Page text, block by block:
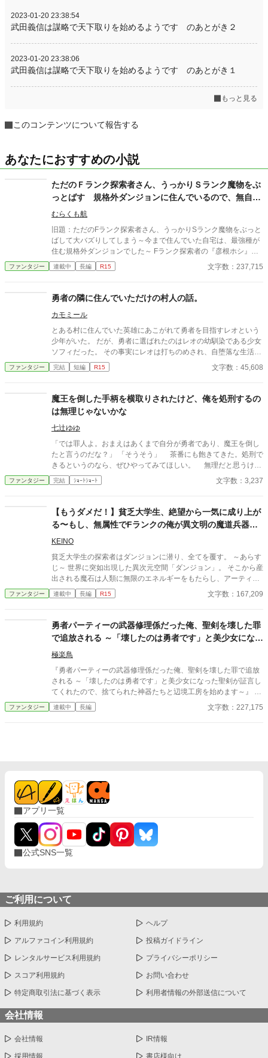
2023-01-20 23:38:54
武田義信は謀略で天下取りを始めるようです のあとがき２
2023-01-20 23:38:06
武田義信は謀略で天下取りを始めるようです のあとがき１
もっと見る
このコンテンツについて報告する
あなたにおすすめの小説
ただのＦランク探索者さん、うっかりＳランク魔物をぶ
っとばす 規格外ダンジョンに住んでいるので、無自覚
に最強でした
むらくも航
旧題：ただのFランク探索者さん、うっかりSランク魔物をぶっと
ばして大バズりしてしまう～今まで住んでいた自宅は、最強種が
住む規格外ダンジョンでした～ Fランク探索者の『彦根ホシ』
は、幼馴染のダンジョン配信に助っ人として参加する。 配信は順
調に進むが、二人はトラップによって誰も討伐したことのないS
その時、Fランク探索者のはずのホシが立ち上がり、撮れ高を気
にしながら余裕でSランク魔物をボコボコにしてしまう。 そんな
ホシは、ぼそっと一言。 「うちのペット達の方が手応えあるか
な」 それからホシが配信を始めると、彼の自宅に映る最強の魔物
たち・超希少アイテムに世間はひっくり返り、バズりにバズって
いく──。
ファンタジー 連載中 長編 R15 文字数：237,715
勇者の隣に住んでいただけの村人の話。
カモミール
とある村に住んでいた英雄にあこがれて勇者を目指すレオという
少年がいた。 だが、勇者に選ばれたのはレオの幼馴染である少女
ソフィだった。 その事実にレオは打ちのめされ、自堕落な生活を
送ることになる。 だがそんなある日、勇者となったソフィが死ん
だという知らせが届き…？ 才能のない村びとである少年が、幼馴
語。
ファンタジー 完結 短編 R15 文字数：45,608
魔王を倒した手柄を横取りされたけど、俺を処刑するの
は無理じゃないかな
七辻ゆゆ
「では罪人よ。おまえはあくまで自分が勇者であり、魔王を倒し
たと言うのだな？」 「そうそう」 茶番にも飽きてきた。処刑で
きるというのなら、ぜひやってみてほしい。 無理だと思うけ
ど。
ファンタジー 完結 ｼｮｰﾄｼｮｰﾄ 文字数：3,237
【もうダメだ！】貧乏大学生、絶望から一気に成り上が
る〜もし、無属性でFランクの俺が異文明の魔道兵器を
担いでダンジョンに潜ったら〜
KEINO
貧乏大学生の探索者はダンジョンに潜り、全てを覆す。 ～あらす
じ～ 世界に突如出現した異次元空間「ダンジョン」。 そこから産
出される魔石は人類に無限のエネルギーをもたらし、アーティフ
ァクトは魔法の力を授けた。 しかし、その恩恵は平等ではなかっ
た。 富と力はダンジョン利権を牛耳る企業と、「属性適性」とい
な格差社会へと変貌していた。 そんな歪んだ現代日本で、及川翔
は「無属性」という最底辺の烙印を押された青年だった。 彼には
魔法の才能も、富も、未来への希望もない。 あるのは、両親を失
った二年前のダンジョン氾濫で、原因不明の昏睡状態に陥った最
愛の妹、美咲を救うという、ただ一つの願いだけだった。 妹を治
すため、彼は最先端の「魔力生体学」を学ぶが、学費と治療費と
いう冷酷な現実が彼の行く手を阻む。 希望と絶望の狭間で、翔に
残された道はただ一つ――危険なダンジョンに潜り、泥臭く魔石
を稼ぐこと。 英雄とも呼べるようなSランク探索者が脚光を浴び
ました。 SF味が増してくるのは結構先の予定です。 スローペー
スですが、しっかりと世界観を楽しんでもらえる作品になってる
と思います。 良かったら読んでください！
ファンタジー 連載中 長編 R15 文字数：167,209
勇者パーティーの武器修理係だった俺、聖剣を壊した罪
で追放される ～「壊したのは勇者です」と美少女になっ
た聖剣が証言してくれたので、捨てられた
極楽鳥
『勇者パーティーの武器修理係だった俺、聖剣を壊した罪で追放
される ～「壊したのは勇者です」と美少女になった聖剣が証言し
てくれたので、捨てられた神器たちと辺境工房を始めます～』 あ
らすじ 勇者パーティーの武器修理係ラウルは、戦えない無能とし
て仲間から見下されていた。 ある日、ラウルの警告を無視した勇
復元】には、壊れた神器を本来の姿へ戻す力があった。 聖剣、神
盾、魔導鎧、古代要塞――。 捨てられた神器を直すたび、最強の
美少女が仲間になっていく。 これは無能扱いされた修理師が、愛
の重い神器たちと辺境工房を築き、やがて壊れかけた世界まで修
理してしまう物語。
ファンタジー 連載中 長編 文字数：227,175
アプリ一覧
公式SNS一覧
ご利用について
利用規約 ヘルプ
アルファコイン利用規約 投稿ガイドライン
レンタルサービス利用規約 プライバシーポリシー
スコア利用規約 お問い合わせ
特定商取引法に基づく表示 利用者情報の外部送信について
会社情報
会社情報 IR情報
採用情報 書店様向け